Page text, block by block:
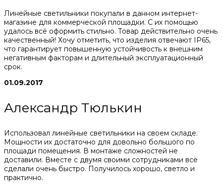
Линейные светильники покупали в данном интернет-
магазине для коммерческой площадки. С их помощью
удалось всё оформить стильно. Товар действительно очень
качественный! Хочу отметить, что изделия отвечают IP65,
что гарантирует повышенную устойчивость к внешним
негативным факторам и длительный эксплуатационный
срок.
01.09.2017
Александр Тюлькин
Использовал линейные светильники на своем складе.
Мощности их достаточно для довольно большого по
площади помещения. В монтаже сложностей не
доставили. Вместе с двумя своими сотрудниками всё
сделали очень быстро. Получилось хорошо, светло и
практично.